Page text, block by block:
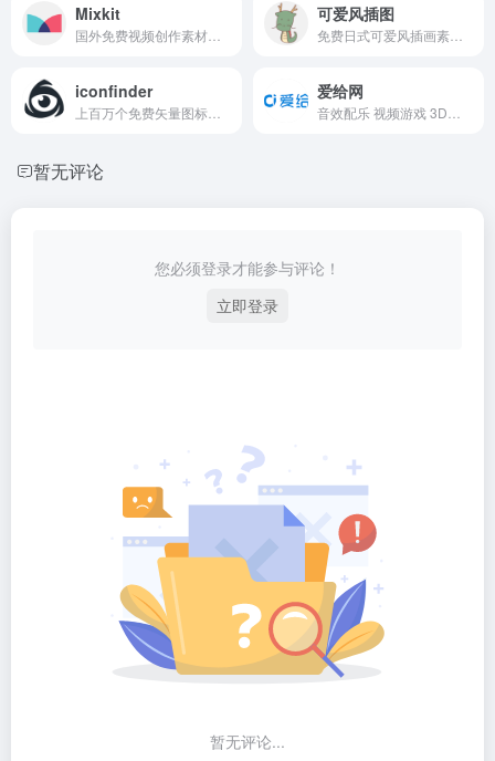
Mixkit 可爱风插图
iconfinder 爱给网
暂无评论
您必须登录才能参与评论！
立即登录
暂无评论...